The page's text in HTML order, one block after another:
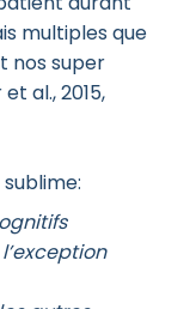
multiples que
nos super
al., 2015,